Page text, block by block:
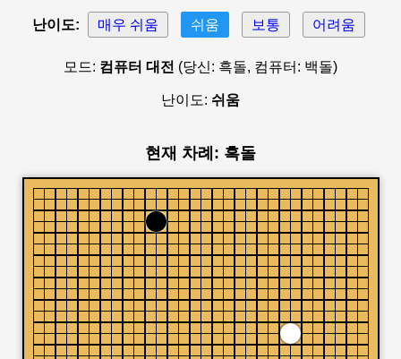
난이도: 매우 쉬움 쉬움 보통 어려움
모드: 컴퓨터 대전 (당신: 흑돌, 컴퓨터: 백돌)
난이도: 쉬움
현재 차례: 흑돌